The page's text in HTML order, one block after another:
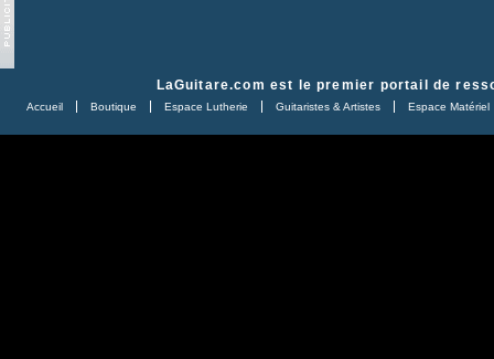
LaGuitare.com est le premier portail de
Accueil Boutique Espace Lutherie Guitaristes & Artistes Espace Matériel